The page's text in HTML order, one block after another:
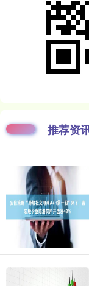
推荐资